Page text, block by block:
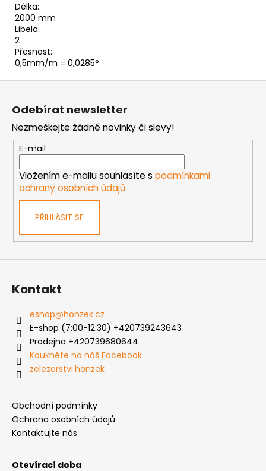
Délka:
2000 mm
Libela:
2
Přesnost:
0,5mm/m = 0,0285°
Odebírat newsletter
Nezmeškejte žádné novinky či slevy!
E-mail
Vložením e-mailu souhlasíte s podmínkami
ochrany osobních údajů
PŘIHLÁSIT SE
Kontakt
eshop@honzek.cz
E-shop (7:00-12:30) +420739243643
Prodejna +420739680644
Koukněte na náš Facebook
zelezarstvi.honzek
Obchodní podmínky
Ochrana osobních údajů
Kontaktujte nás
Otevírací doba